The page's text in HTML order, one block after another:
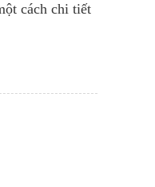
cách chi tiết